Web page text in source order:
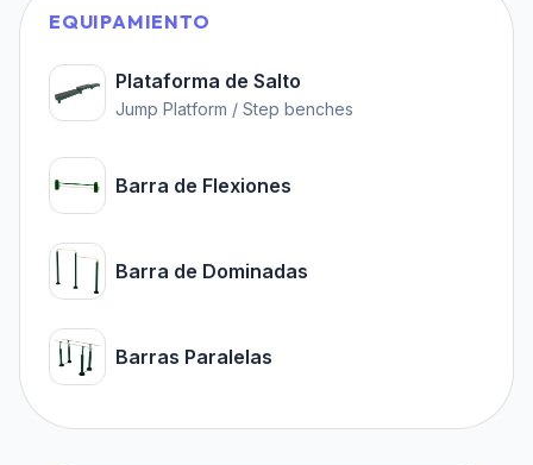
EQUIPAMIENTO
Plataforma de Salto
Jump Platform / Step benches
Barra de Flexiones
Barra de Dominadas
Barras Paralelas